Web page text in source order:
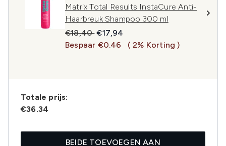
Matrix Total Results InstaCure Anti-
Haarbreuk Shampoo 300 ml
Recommended Retail Price:
€18,40Huidige prijs:
€17,94
Bespaar €0.46
( 2% Korting )
Totale prijs:
€36.34
BEIDE TOEVOEGEN AAN